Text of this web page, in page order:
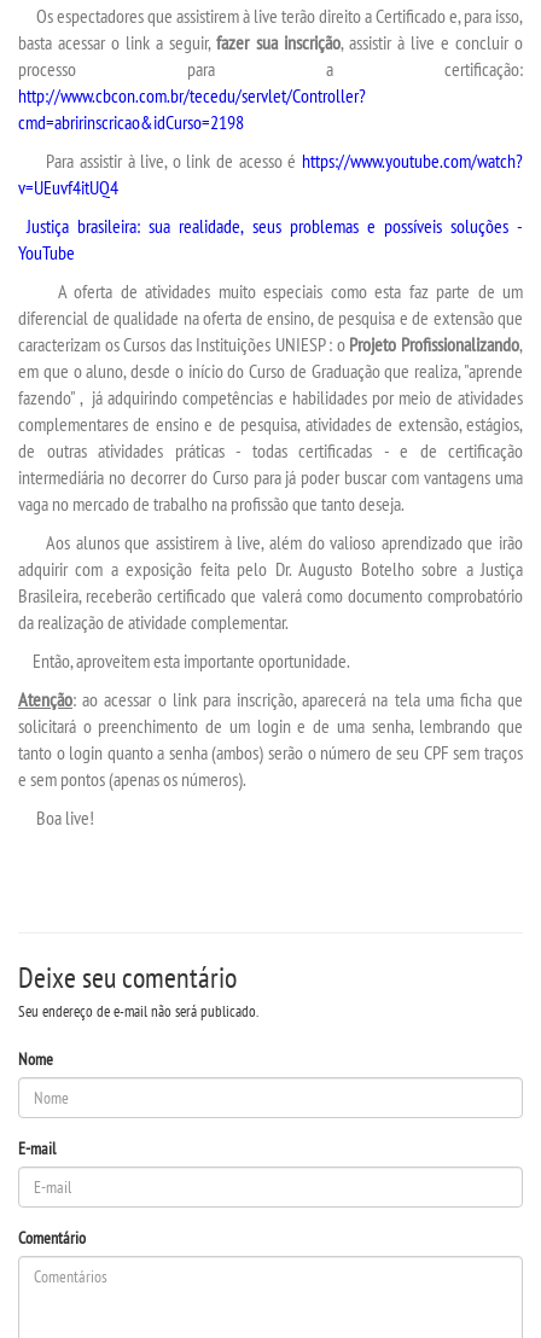
PPC
PORTARIAS
LOGIN
WEBMAIL
PORTAL DE ALUNOS
PORTAL DE PROFESSORES/ACADÊMICO
UNIESP
CONTATO
IMPRENSA
Os espectadores que assistirem à live terão direito a Certificado e, para isso,
basta acessar o link a seguir,fazer sua inscrição, assistir à live e concluir o
processo para a certificação:
http://www.cbcon.com.br/tecedu/servlet/Controller?
cmd=abririnscricao&idCurso=2198
Para assistir à live, o link de acesso é https://www.youtube.com/watch?
v=UEuvf4itUQ4
Justiça brasileira: sua realidade, seus problemas e possíveis soluções -
YouTube
A oferta de atividades muito especiais como esta faz parte de um
diferencial de qualidade na oferta de ensino, de pesquisa e de extensão que
caracterizam os Cursos das Instituições UNIESP : o Projeto Profissionalizando,
em que o aluno, desde o início do Curso de Graduação que realiza, "aprende
fazendo" , já adquirindo competências e habilidades por meio de atividades
complementares de ensino e de pesquisa, atividades de extensão, estágios,
de outras atividades práticas - todas certificadas - e de certificação
intermediária no decorrer do Curso para já poder buscar com vantagens uma
vaga no mercado de trabalho na profissão que tanto deseja.
Aos alunos que assistirem à live, além do valioso aprendizado que irão
adquirir com a exposição feita pelo Dr. Augusto Botelho sobre a Justiça
Brasileira, receberão certificado que valerá como documento comprobatório
da realização de atividade complementar.
Então, aproveitem esta importante oportunidade.
Atenção: ao acessar o link para inscrição, aparecerá na tela uma ficha que
solicitará o preenchimento de um logine de uma senha, lembrando que
tanto o login quanto a senha (ambos) serão o número de seu CPF sem traços
e sem pontos (apenas os números).
Boa live!
Deixe seu comentário
Seu endereço de e-mail não será publicado.
Nome
E-mail
Comentário